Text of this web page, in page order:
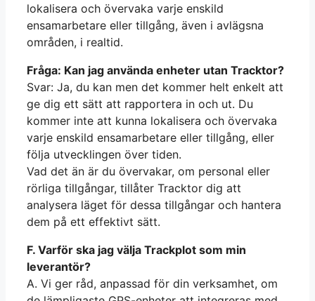
lokalisera och övervaka varje enskild
ensamarbetare eller tillgång, även i avlägsna
områden, i realtid.
Fråga: Kan jag använda enheter utan Tracktor?
Svar: Ja, du kan men det kommer helt enkelt att
ge dig ett sätt att rapportera in och ut. Du
kommer inte att kunna lokalisera och övervaka
varje enskild ensamarbetare eller tillgång, eller
följa utvecklingen över tiden.
Vad det än är du övervakar, om personal eller
rörliga tillgångar, tillåter Tracktor dig att
analysera läget för dessa tillgångar och hantera
dem på ett effektivt sätt.
F. Varför ska jag välja Trackplot som min
leverantör?
A. Vi ger råd, anpassad för din verksamhet, om